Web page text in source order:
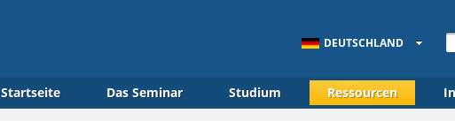
DEUTSCHLAND
Startseite Das Seminar Studium Ressourcen